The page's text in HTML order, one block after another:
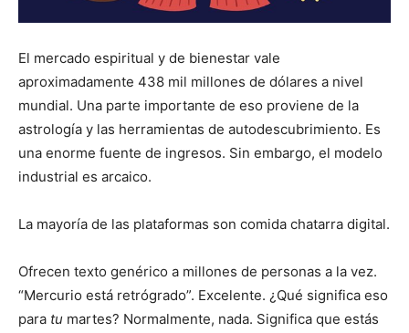
El mercado espiritual y de bienestar vale
aproximadamente 438 mil millones de dólares a nivel
mundial. Una parte importante de eso proviene de la
astrología y las herramientas de autodescubrimiento. Es
una enorme fuente de ingresos. Sin embargo, el modelo
industrial es arcaico.
La mayoría de las plataformas son comida chatarra digital.
Ofrecen texto genérico a millones de personas a la vez.
“Mercurio está retrógrado”. Excelente. ¿Qué significa eso
para tu martes? Normalmente, nada. Significa que estás